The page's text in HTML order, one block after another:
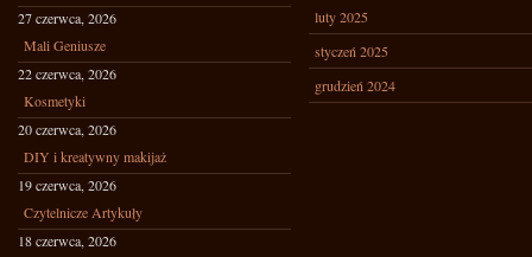
27 czerwca, 2026
Mali Geniusze
22 czerwca, 2026
Kosmetyki
20 czerwca, 2026
DIY i kreatywny makijaż
19 czerwca, 2026
Czytelnicze Artykuły
18 czerwca, 2026
luty 2025
styczeń 2025
grudzień 2024